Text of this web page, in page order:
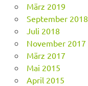
März 2019
September 2018
Juli 2018
November 2017
März 2017
Mai 2015
April 2015